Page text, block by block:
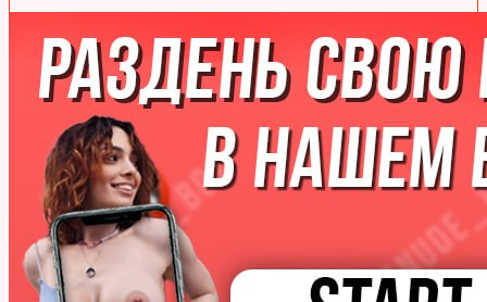
Слив настоящего номера Нилетто